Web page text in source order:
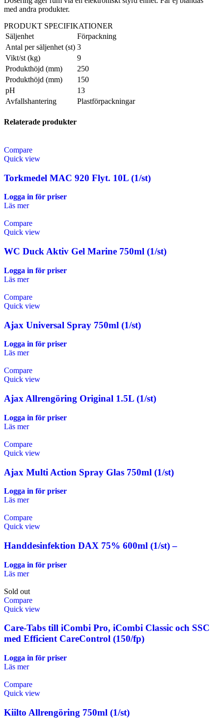
med andra produkter.
PRODUKT SPECIFIKATIONER
Säljenhet
Förpackning
Antal per säljenhet (st) 3
Vikt/st (kg)
9
Produkthöjd (mm)
250
Produkthöjd (mm)
150
pH
13
Avfallshantering
Plastförpackningar
Relaterade produkter
Compare
Quick view
Torkmedel MAC 920 Flyt. 10L (1/st)
Logga in för priser
Läs mer
Compare
Quick view
WC Duck Aktiv Gel Marine 750ml (1/st)
Logga in för priser
Läs mer
Compare
Quick view
Ajax Universal Spray 750ml (1/st)
Logga in för priser
Läs mer
Compare
Quick view
Ajax Allrengöring Original 1.5L (1/st)
Logga in för priser
Läs mer
Compare
Quick view
Ajax Multi Action Spray Glas 750ml (1/st)
Logga in för priser
Läs mer
Compare
Quick view
Handdesinfektion DAX 75% 600ml (1/st) –
Logga in för priser
Läs mer
Sold out
Compare
Quick view
Care-Tabs till iCombi Pro, iCombi Classic och SSC
med Efficient CareControl (150/fp)
Logga in för priser
Läs mer
Compare
Quick view
Kiilto Allrengöring 750ml (1/st)